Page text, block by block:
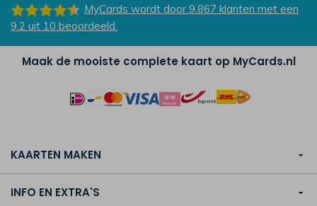
MyCards wordt door 9.867 klanten met een
9.2 uit 10 beoordeeld.
Maak de mooiste complete kaart op MyCards.nl
KAARTEN MAKEN
INFO EN EXTRA'S